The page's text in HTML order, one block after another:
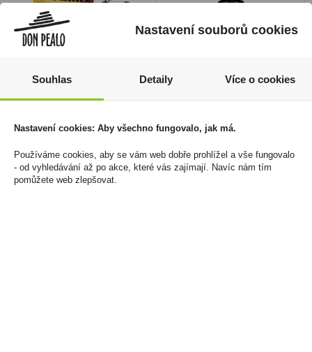
Oxva Slimstick
Watermelon 20mg/ml
250 Kč
Čejkovice
89 Kč
Cena za:1 ks
Nastavení souborů cookies
Souhlas Detaily Více o cookies
Nastavení cookies: Aby všechno fungovalo, jak má.
Používáme cookies, aby se vám web dobře prohlížel a vše fungovalo
- od vyhledávání až po akce, které vás zajímají. Navíc nám tím
pomůžete web zlepšovat.